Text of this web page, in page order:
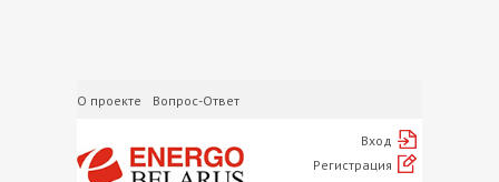
О проекте Вопрос-Ответ
Вход
Регистрация